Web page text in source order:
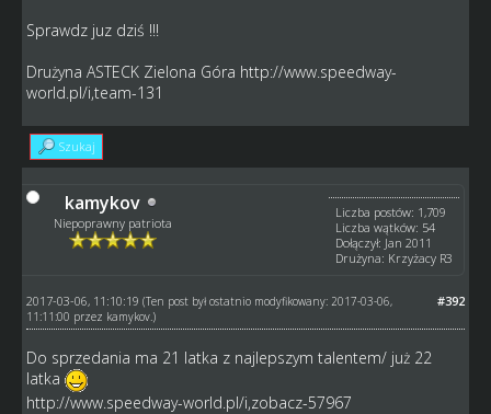
Sprawdz juz dziś !!!
Drużyna ASTECK Zielona Góra http://www.speedway-
world.pl/i,team-131
Szukaj
kamykov
Niepoprawny patriota
Liczba postów: 1,709
Liczba wątków: 54
Dołączył: Jan 2011
Drużyna: Krzyżacy R3
#392
2017-03-06, 11:10:19 (Ten post był ostatnio modyfikowany: 2017-03-06,
11:11:00 przez kamykov.)
Do sprzedania ma 21 latka z najlepszym talentem/ już 22
latka
http://www.speedway-world.pl/i,zobacz-57967